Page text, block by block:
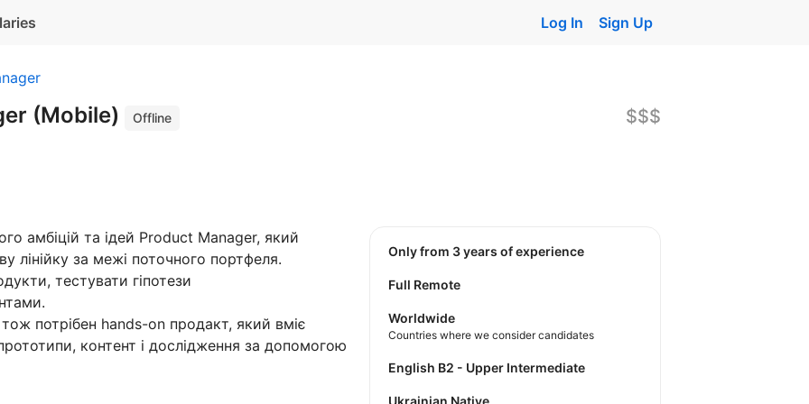
Log In Sign Up
(Mobile) Offline $$$
амбіцій та ідей Product Manager, який
за межі поточного портфеля.
тестувати гіпотези
потрібен hands-on продакт, який вміє
контент і дослідження за допомогою
Only from 3 years of experience
Full Remote
Worldwide
Countries where we consider candidates
English B2 - Upper Intermediate